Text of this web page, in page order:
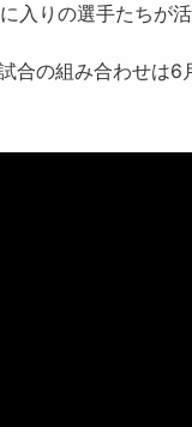
入りの選手たちが
合の組み合わせは6